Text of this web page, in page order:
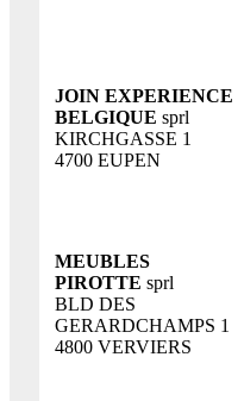
JOIN EXPERIENCE
BELGIQUE sprl
KIRCHGASSE 1
4700 EUPEN
MEUBLES
PIROTTE sprl
BLD DES
GERARDCHAMPS 1
4800 VERVIERS